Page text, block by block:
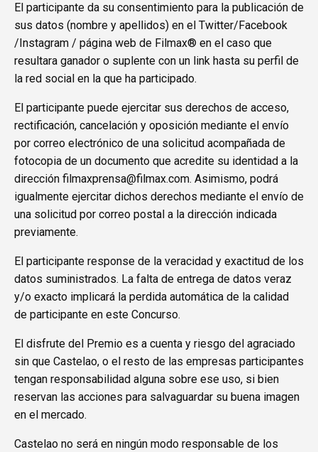
El participante da su consentimiento para la publicación de
sus datos (nombre y apellidos) en el Twitter/Facebook
/Instagram / página web de Filmax® en el caso que
resultara ganador o suplente con un link hasta su perfil de
la red social en la que ha participado.
El participante puede ejercitar sus derechos de acceso,
rectificación, cancelación y oposición mediante el envío
por correo electrónico de una solicitud acompañada de
fotocopia de un documento que acredite su identidad a la
dirección filmaxprensa@filmax.com. Asimismo, podrá
igualmente ejercitar dichos derechos mediante el envío de
una solicitud por correo postal a la dirección indicada
previamente.
El participante response de la veracidad y exactitud de los
datos suministrados. La falta de entrega de datos veraz
y/o exacto implicará la perdida automática de la calidad
de participante en este Concurso.
El disfrute del Premio es a cuenta y riesgo del agraciado
sin que Castelao, o el resto de las empresas participantes
tengan responsabilidad alguna sobre ese uso, si bien
reservan las acciones para salvaguardar su buena imagen
en el mercado.
Castelao no será en ningún modo responsable de los